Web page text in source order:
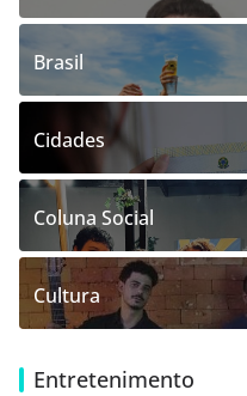
Brasil
Cidades
Coluna Social
Cultura
Entretenimento